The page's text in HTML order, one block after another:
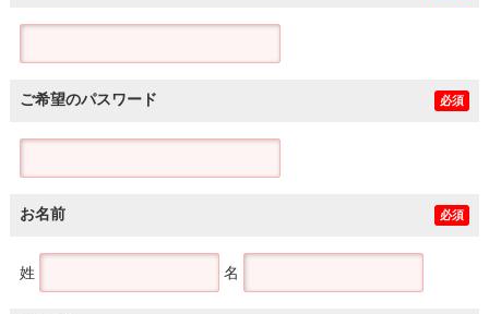
ご希望のパスワード 必須
お名前 必須
姓 名